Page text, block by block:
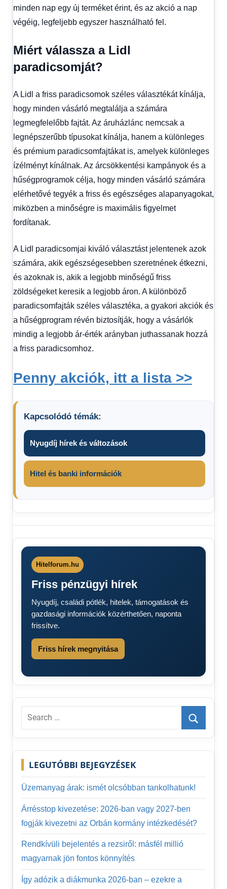
minden nap egy új terméket érint, és az akció a nap
végéig, legfeljebb egyszer használható fel.
Miért válassza a Lidl
paradicsomját?
A Lidl a friss paradicsomok széles választékát kínálja,
hogy minden vásárló megtalálja a számára
legmegfelelőbb fajtát. Az áruházlánc nemcsak a
legnépszerűbb típusokat kínálja, hanem a különleges
és prémium paradicsomfajtákat is, amelyek különleges
ízélményt kínálnak. Az árcsökkentési kampányok és a
hűségprogramok célja, hogy minden vásárló számára
elérhetővé tegyék a friss és egészséges alapanyagokat,
miközben a minőségre is maximális figyelmet
fordítanak.
A Lidl paradicsomjai kiváló választást jelentenek azok
számára, akik egészségesebben szeretnének étkezni,
és azoknak is, akik a legjobb minőségű friss
zöldségeket keresik a legjobb áron. A különböző
paradicsomfajták széles választéka, a gyakori akciók és
a hűségprogram révén biztosítják, hogy a vásárlók
mindig a legjobb ár-érték arányban juthassanak hozzá
a friss paradicsomhoz.
Penny akciók, itt a lista >>
Kapcsolódó témák:
Nyugdíj hírek és változások
Hitel és banki információk
akciók
Hitelforum.hu
Friss pénzügyi hírek
Nyugdíj, családi pótlék, hitelek, támogatások és
gazdasági információk közérthetően, naponta
frissítve.
Friss hírek megnyitása
Search
Search
LEGUTÓBBI BEJEGYZÉSEK
Üzemanyag árak: ismét olcsóbban tankolhatunk!
Árrésstop kivezetése: 2026-ban vagy 2027-ben
fogják kivezetni az Orbán kormány intézkedését?
Rendkívüli bejelentés a rezsiről: másfél millió
magyarnak jön fontos könnyítés
Így adózik a diákmunka 2026-ban – ezekre a